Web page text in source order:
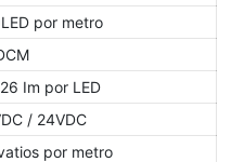
por metro
Im por LED
/ 24VDC
por metro